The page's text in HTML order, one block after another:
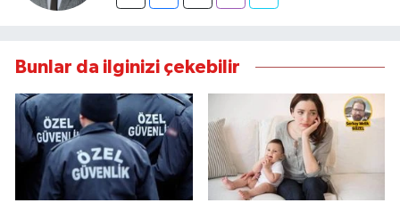
Bunlar da ilginizi çekebilir